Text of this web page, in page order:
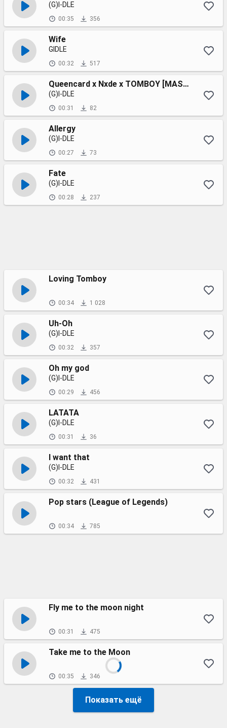
(G)I-DLE
00:35 356
Wife
GIDLE
00:32 517
Queencard x Nxde x TOMBOY [MASHUP]
(G)I-DLE
00:31 82
Allergy
(G)I-DLE
00:27 73
Fate
(G)I-DLE
00:28 237
Loving Tomboy
00:34 1 028
Uh-Oh
(G)I-DLE
00:32 357
Oh my god
(G)I-DLE
00:29 456
LATATA
(G)I-DLE
00:31 36
I want that
(G)I-DLE
00:32 431
Pop stars (League of Legends)
00:34 785
Fly me to the moon night
00:31 475
Take me to the Moon
00:35 346
Показать ещё